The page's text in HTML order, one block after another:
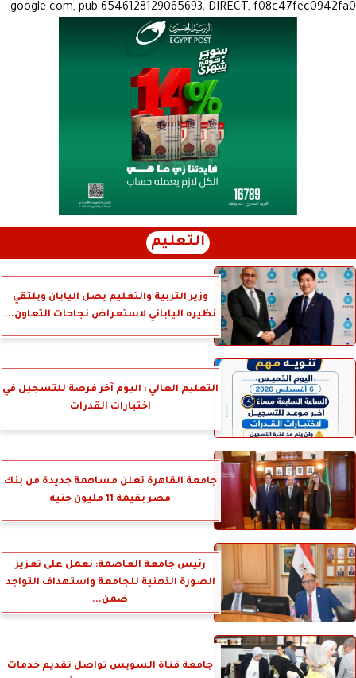
google.com, pub-6546128129065693, DIRECT, f08c47fec0942fa0
التعليم
وزير التربية والتعليم يصل اليابان ويلتقي
نظيره الياباني لاستعراض نجاحات التعاون...
التعليم العالي : اليوم آخر فرصة للتسجيل في
اختبارات القدرات
جامعة القاهرة تعلن مساهمة جديدة من بنك
مصر بقيمة 11 مليون جنيه
رئيس جامعة العاصمة: نعمل على تعزيز
الصورة الذهنية للجامعة واستهداف التواجد
ضمن...
جامعة قناة السويس تواصل تقديم خدمات